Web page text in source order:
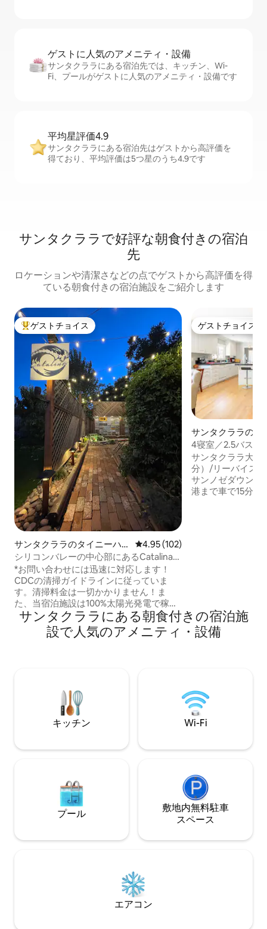
ゲストに人⁠気⁠のア⁠メ⁠ニ⁠テ⁠ィ・設⁠備
サンタクララにある宿泊先では、キッチン、Wi-
Fi、プールがゲストに人気のアメニティ・設備です
平均星評価4.9
サンタクララにある宿泊先はゲストから高評価を
得ており、平均評価は5つ星のうち4.9です
サンタクララで好評な朝食付きの宿泊
先
ロケーションや清潔さなどの点でゲストから高評価を得
ている朝食付きの宿泊施設をご紹介します
大好評のゲストチョイスです。
ゲストチョイス
サンタクララのタイニーハウ
ス
レビュー102件、5つ星中4.95つ
4.95 (102)
シリコンバレーの中心部にあるCatalina
Tiny House
*お問い合わせには迅速に対応します！
CDCの清掃ガイドラインに従っていま
す。清掃料金は一切かかりません！ま
た、当宿泊施設は100%太陽光発電で稼働
しています。 HGTV Tiny House Nationで
紹介されたCalifornia Tiny Homesが建て
たCatalinaの小さな家へようこそ。このタ
敷地内には、The Orchard tiny houseと
The Manzanita cottageという2つのユニ
ットがあります。
ゲストチョイス
ゲストチョイス
サンタクララの一
4寝室／2.5バスル
ス／オープンプラ
サンタクララ大学
分）/リーバイス
サンノゼダウンタ
港まで車で15分 ✈ ☞ 4ベッドルーム、そ
駐車場がたくさん
サンタクララにある朝食付きの宿泊施
設で人気のアメニティ・設備
キッチン Wi-Fi
プール
敷地内無料駐⁠車
ス⁠ペ⁠ー⁠ス
エアコン